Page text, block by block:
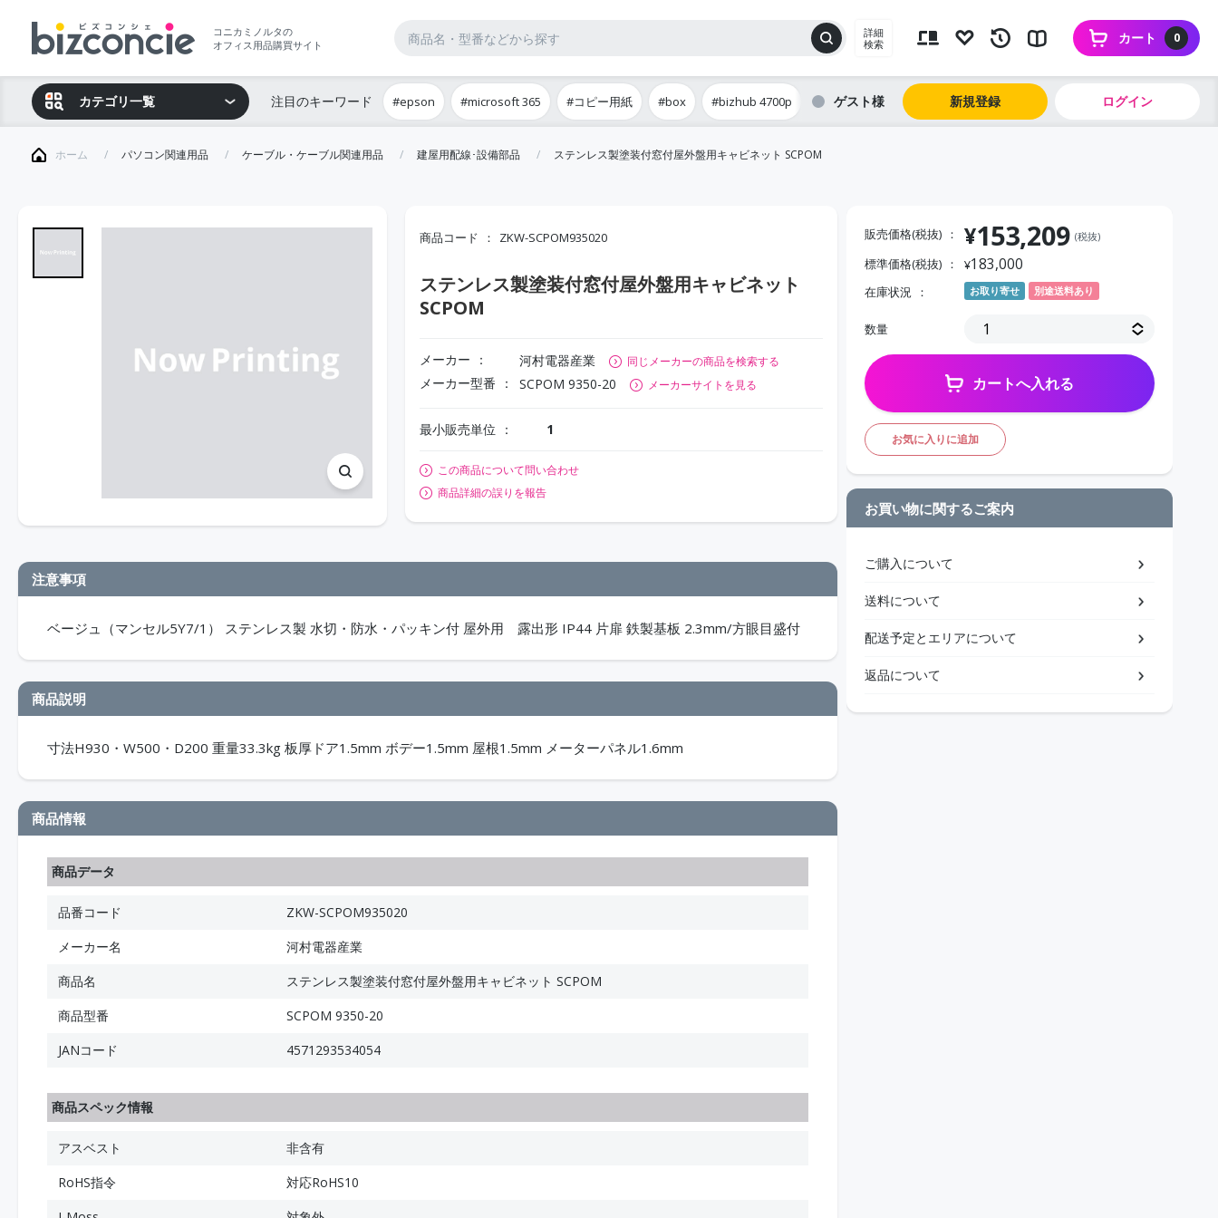
コニカミノルタの
オフィス用品購買サイト
詳細
検索
0
カート
カテゴリ一覧 注目のキーワード #epson #microsoft 365 #コピー用紙 #box #bizhub 4700p ゲスト 新規登録 ログイン
ホーム パソコン関連用品 ケーブル・ケーブル関連用品 建屋用配線･設備部品 ステンレス製塗装付窓付屋外盤用キャビネット SCPOM
商品コード ZKW-SCPOM935020
ステンレス製塗装付窓付屋外盤用キャビネット
SCPOM
メーカー 河村電器産業 同じメーカーの商品を検索する
メーカー型番 SCPOM 9350-20 メーカーサイトを見る
最小販売単位 1
この商品について問い合わせ
商品詳細の誤りを報告
注意事項
ベージュ（マンセル5Y7/1） ステンレス製 水切・防水・パッキン付 屋外用 露出形 IP44 片扉 鉄製基板 2.3mm/方眼目盛付
商品説明
寸法H930・W500・D200 重量33.3kg 板厚ドア1.5mm ボデー1.5mm 屋根1.5mm メーターパネル1.6mm
商品情報
商品データ
品番コード
ZKW-SCPOM935020
メーカー名
河村電器産業
商品名
ステンレス製塗装付窓付屋外盤用キャビネット SCPOM
商品型番
SCPOM 9350-20
JANコード
4571293534054
商品スペック情報
アスベスト
非含有
RoHS指令
対応RoHS10
販売価格(税抜) ¥153,209 (税抜)
標準価格(税抜) ¥183,000
在庫状況 お取り寄せ 別途送料あり
数量
カートへ入れる
お気に入りに追加
お買い物に関するご案内
ご購入について
送料について
配送予定とエリアについて
返品について